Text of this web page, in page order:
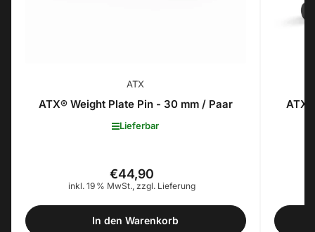
ATX
ATX® Weight Plate Pin - 30 mm / Paar
Lieferbar
Normaler
Preis
€44,90
inkl. 19 % MwSt., zzgl. Lieferung
In den Warenkorb